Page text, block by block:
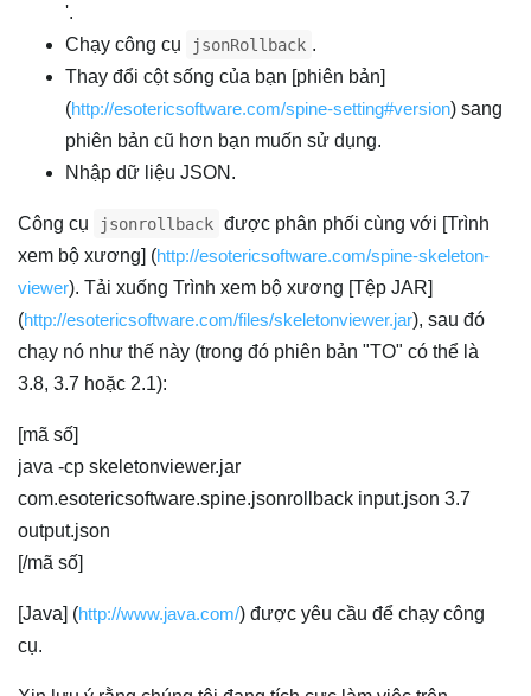
'.
Chạy công cụ
jsonRollback .
Thay đổi cột sống của bạn [phiên bản]
(http://esotericsoftware.com/spine-setting#version) sang
phiên bản cũ hơn bạn muốn sử dụng.
Nhập dữ liệu JSON.
Công cụ jsonrollback được phân phối cùng với [Trình
xem bộ xương] (http://esotericsoftware.com/spine-skeleton-
viewer). Tải xuống Trình xem bộ xương [Tệp JAR]
(http://esotericsoftware.com/files/skeletonviewer.jar), sau đó
chạy nó như thế này (trong đó phiên bản "TO" có thể là
3.8, 3.7 hoặc 2.1):
[mã số]
java -cp skeletonviewer.jar
com.esotericsoftware.spine.jsonrollback input.json 3.7
output.json
[/mã số]
[Java] (http://www.java.com/) được yêu cầu để chạy công
cụ.